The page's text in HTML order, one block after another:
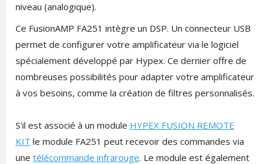
niveau (analogique).
Ce FusionAMP FA251 intègre un DSP. Un connecteur USB
permet de configurer votre amplificateur via le logiciel
spécialement développé par Hypex. Ce dernier offre de
nombreuses possibilités pour adapter votre amplificateur
à vos besoins, comme la création de filtres personnalisés.
S'il est associé à un module HYPEX FUSION REMOTE
KIT le module FA251 peut recevoir des commandes via
une télécommande infrarouge. Le module est également